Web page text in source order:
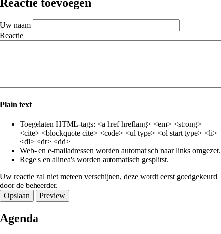
Reactie toevoegen
Uw naam
Reactie
Plain text
Toegelaten HTML-tags: <a href hreflang> <em> <strong>
<cite> <blockquote cite> <code> <ul type> <ol start type> <li>
<dl> <dt> <dd>
Web- en e-mailadressen worden automatisch naar links omgezet.
Regels en alinea's worden automatisch gesplitst.
Uw reactie zal niet meteen verschijnen, deze wordt eerst goedgekeurd
door de beheerder.
Agenda